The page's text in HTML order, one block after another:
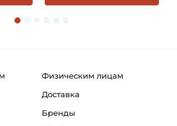
Физическим лицам
Доставка
Бренды